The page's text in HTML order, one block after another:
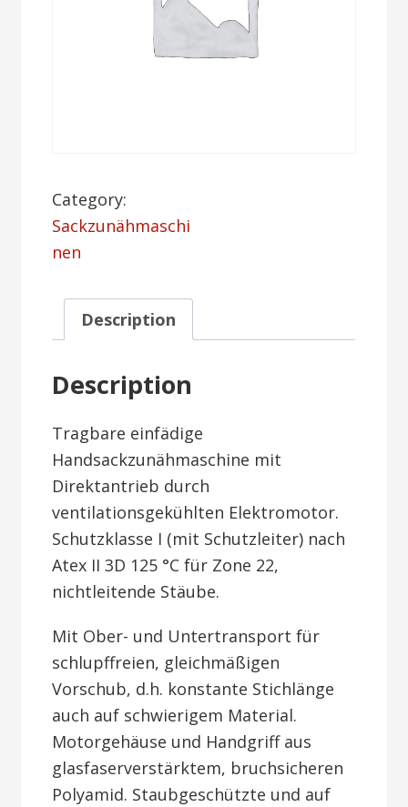
Category:
Sackzunähmaschi
nen
Description
Description
Tragbare einfädige
Handsackzunähmaschine mit
Direktantrieb durch
ventilationsgekühlten Elektromotor.
Schutzklasse I (mit Schutzleiter) nach
Atex II 3D 125 °C für Zone 22,
nichtleitende Stäube.
Mit Ober- und Untertransport für
schlupffreien, gleichmäßigen
Vorschub, d.h. konstante Stichlänge
auch auf schwierigem Material.
Motorgehäuse und Handgriff aus
glasfaserverstärktem, bruchsicheren
Polyamid. Staubgeschützte und auf